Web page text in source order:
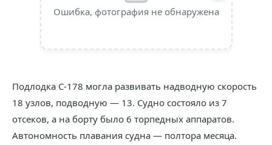
Ошибка, фотография не обнаружена
Подлодка С-178 могла развивать надводную скорость
18 узлов, подводную — 13. Судно состояло из 7
отсеков, а на борту было 6 торпедных аппаратов.
Автономность плавания судна — полтора месяца.